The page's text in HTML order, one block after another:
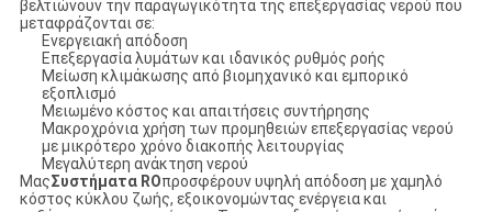
βελτιώνουν την παραγωγικότητα της επεξεργασίας νερού που
μεταφράζονται σε:
Ενεργειακή απόδοση
Επεξεργασία λυμάτων και ιδανικός ρυθμός ροής
Μείωση κλιμάκωσης από βιομηχανικό και εμπορικό
εξοπλισμό
Μειωμένο κόστος και απαιτήσεις συντήρησης
Μακροχρόνια χρήση των προμηθειών επεξεργασίας νερού
με μικρότερο χρόνο διακοπής λειτουργίας
Μεγαλύτερη ανάκτηση νερού
ΜαςΣυστήματα ROπροσφέρουν υψηλή απόδοση με χαμηλό
κόστος κύκλου ζωής, εξοικονομώντας ενέργεια και